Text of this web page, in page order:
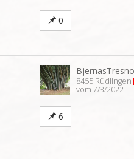
0
BjernasTresno
8455 Rüdlingen
vom 7/3/2022
6